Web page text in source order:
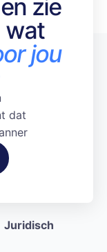
zie
wat
jou
dat
Juridisch